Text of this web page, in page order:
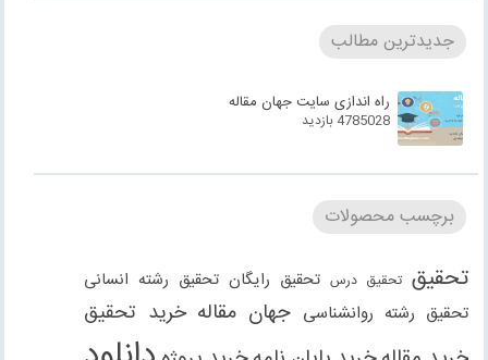
جدیدترین مطالب
راه اندازی سایت جهان مقاله
4785028 بازدید
برچسب محصولات
تحقیق تحقیق درس تحقیق رایگان تحقیق رشته انسانی
تحقیق رشته روانشناسی جهان مقاله خرید تحقیق